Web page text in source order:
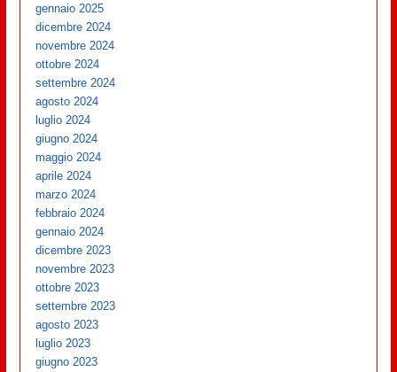
gennaio 2025
dicembre 2024
novembre 2024
ottobre 2024
settembre 2024
agosto 2024
luglio 2024
giugno 2024
maggio 2024
aprile 2024
marzo 2024
febbraio 2024
gennaio 2024
dicembre 2023
novembre 2023
ottobre 2023
settembre 2023
agosto 2023
luglio 2023
giugno 2023